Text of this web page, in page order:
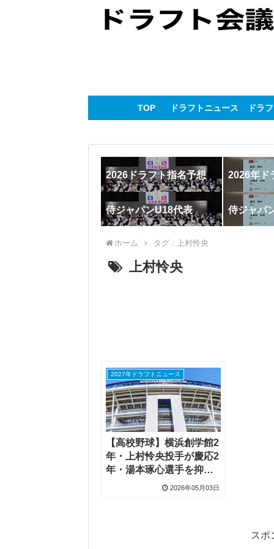
TOP ドラフトニュース ドラ
2026ドラフト指名予想 2026年ド
侍ジャパンU18代表 侍ジャパ
ホーム タグ : 上村怜央
上村怜央
2027年ドラフトニュース
【高校野球】横浜創学館2
年・上村怜央投手が慶応2
年・湯本琢心選手を抑え
て関東大会出場2026年05月03日
スポ